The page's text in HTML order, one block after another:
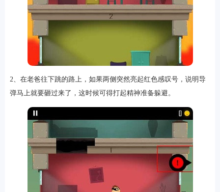
2、在老爸往下跳的路上，如果两侧突然亮起红色感叹号，说明导
弹马上就要砸过来了，这时候可得打起精神准备躲避。